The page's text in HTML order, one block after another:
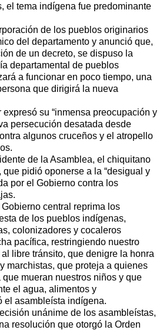
el tema indígena fue predominante
de los pueblos originarios
del departamento y anunció que,
de un decreto, se dispuso la
departamental de pueblos
a funcionar en poco tiempo, una
que dirigirá la nueva
su “inmensa preocupación y
persecución desatada desde
algunos cruceños y el atropello
de la Asamblea, el chiquitano
pidió oponerse a la “desigual y
por el Gobierno contra los
central reprima los
de los pueblos indígenas,
colonizadores y cocaleros
pacífica, restringiendo nuestro
libre tránsito, que denigre la honra
marchistas, que proteja a quienes
mueran nuestros niños y que
el agua, alimentos y
el asambleísta indígena.
unánime de los asambleístas,
resolución que otorgó la Orden